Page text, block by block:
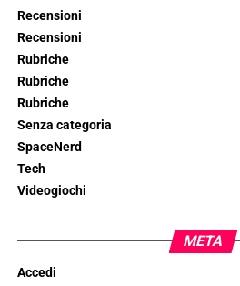
Recensioni
Recensioni
Rubriche
Rubriche
Rubriche
Senza categoria
SpaceNerd
Tech
Videogiochi
META
Accedi